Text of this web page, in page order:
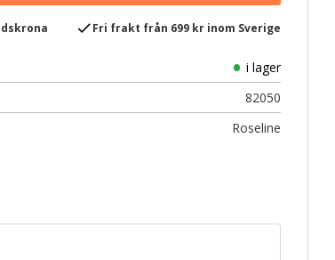
checkFri frakt från 699 kr inom Sverige
i lager
82050
Roseline